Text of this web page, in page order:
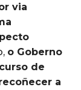
via
o Goberno
de
a